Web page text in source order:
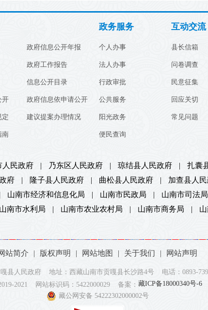
开
定
南
政府信息公开年报
政府工作报告
信息公开目录
政府信息依申请公开
建议提案办理情况
政务服务
个人办事
法人办事
行政审批
公共服务
阳光政务
便民查询
互动交流
县长信箱
问卷调查
民意征集
回应关切
常见问题
人民政府 | 乃东区人民政府 | 琼结县人民政府 | 扎囊
府 | 隆子县人民政府 | 曲松县人民政府 | 加查县人
山南市经济和信息化局 | 山南市民政局 | 山南市司法局
山南市水利局 | 山南市农业农村局 | 山南市商务局 |
站简介 | 版权声明 | 网站地图 | 关于我们 | 网站声明
嘎县人民政府 地址：西藏山南市贡嘎县长沙路4号 电话：0893-
2021 网站标识码：5422000029 备案： 藏ICP备18000340号-6
藏公网安备 54222302000002号